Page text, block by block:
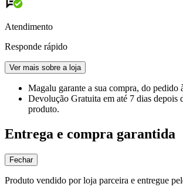
Atendimento
Responde rápido
Ver mais sobre a loja
Magalu garante a sua compra, do pedido
Devolução Gratuita em até 7 dias depois
produto.
Entrega e compra garantida
Fechar
Produto vendido por loja parceira e entregue